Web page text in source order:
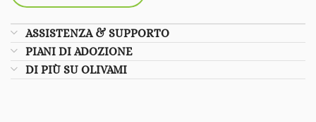
ASSISTENZA & SUPPORTO
PIANI DI ADOZIONE
DI PIÙ SU OLIVAMI